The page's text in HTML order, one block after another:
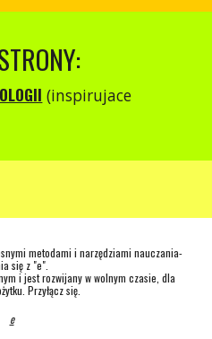
(inspirujace
metodami i narzędziami nauczania-
się z "e".
i jest rozwijany w wolnym czasie, dla
Przyłącz się.
e